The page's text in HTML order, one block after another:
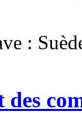
:
des